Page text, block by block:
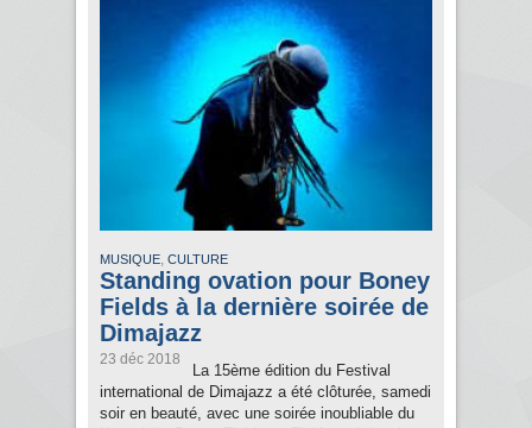
MUSIQUE, CULTURE
Standing ovation pour Boney
Fields à la dernière soirée de
Dimajazz
23 déc 2018
La 15ème édition du Festival
international de Dimajazz a été clôturée, samedi
soir en beauté, avec une soirée inoubliable du